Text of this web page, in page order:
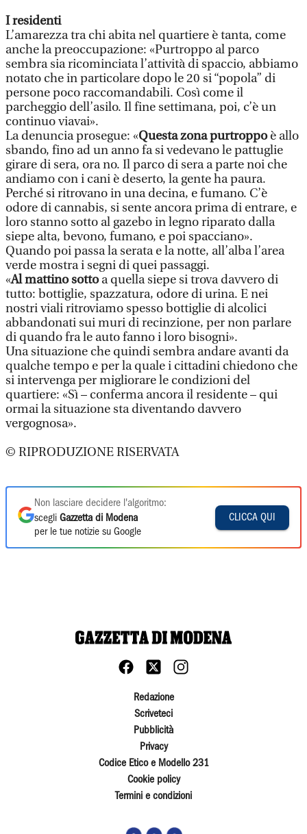
I residenti
L’amarezza tra chi abita nel quartiere è tanta, come
anche la preoccupazione: «Purtroppo al parco
sembra sia ricominciata l’attività di spaccio, abbiamo
notato che in particolare dopo le 20 si “popola” di
persone poco raccomandabili. Così come il
parcheggio dell’asilo. Il fine settimana, poi, c’è un
continuo viavai».
La denuncia prosegue: «Questa zona purtroppoè allo
sbando, fino ad un anno fa si vedevano le pattuglie
girare di sera, ora no. Il parco di sera a parte noi che
andiamo con i cani è deserto, la gente ha paura.
Perché si ritrovano in una decina, e fumano. C’è
odore di cannabis, si sente ancora prima di entrare, e
loro stanno sotto al gazebo in legno riparato dalla
siepe alta, bevono, fumano, e poi spacciano».
Quando poi passa la serata e la notte, all’alba l’area
verde mostra i segni di quei passaggi.
«Al mattino sottoa quella siepe si trova davvero di
tutto: bottiglie, spazzatura, odore di urina. E nei
nostri viali ritroviamo spesso bottiglie di alcolici
abbandonati sui muri di recinzione, per non parlare
di quando fra le auto fanno i loro bisogni».
Una situazione che quindi sembra andare avanti da
qualche tempo e per la quale i cittadini chiedono che
si intervenga per migliorare le condizioni del
quartiere: «Sì – conferma ancora il residente – qui
ormai la situazione sta diventando davvero
vergognosa».
© RIPRODUZIONE RISERVATA
Non lasciare decidere l'algoritmo:
scegli Gazzetta di Modena
per le tue notizie su Google
CLICCA QUI
Redazione
Scriveteci
Pubblicità
Privacy
Codice Etico e Modello 231
Cookie policy
Termini e condizioni